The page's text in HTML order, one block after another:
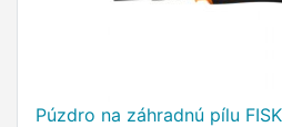
Púzdro na záhradnú pílu